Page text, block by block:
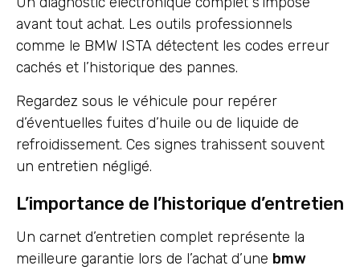
avant tout achat. Les outils professionnels
comme le BMW ISTA détectent les codes erreur
cachés et l’historique des pannes.
Regardez sous le véhicule pour repérer
d’éventuelles fuites d’huile ou de liquide de
refroidissement. Ces signes trahissent souvent
un entretien négligé.
L’importance de l’historique d’entretien
Un carnet d’entretien complet représente la
meilleure garantie lors de l’achat d’une bmw